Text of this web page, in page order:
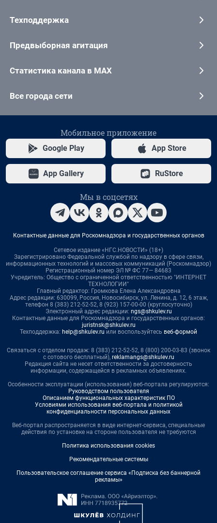
Техподдержка
Предвыборная агитация
Статистика канала в MAX
Все города сети
Мобильное приложение
Google Play App Store
App Gallery RuStore
Мы в соцсетях
Контактные данные для Роскомнадзора и государственных органов
Сетевое издание «НГС.НОВОСТИ» (18+)
Зарегистрировано Федеральной службой по надзору в сфере связи,
информационных технологий и массовых коммуникаций (Роскомнадзор)
Регистрационный номер ЭЛ № ФС 77— 84683
Учредитель: Общество с ограниченной ответственностью "ИНТЕРНЕТ
ТЕХНОЛОГИИ"
Главный редактор: Громкова Елена Александровна
Адрес редакции: 630099, Россия, Новосибирск, ул. Ленина, д. 12, 6 этаж,
телефон 8 (383) 212-52-52, 8 (923) 157-00-00 (круглосуточно)
Электронный адрес редакции: ngs@shkulev.ru
Контактные данные для Роскомнадзора и государственных органов:
juristnsk@shkulev.ru
Техподдержка: help@shkulev.ru или воспользуйтесь веб-формой
Связаться с отделом продаж: 8 (383) 212-52-52, 8 (800) 200-03-83 (звонок
с сотового бесплатный), reklamangs@shkulev.ru
Редакция сайта не несет ответственности за достоверность
информации, содержащейся в рекламных объявлениях.
Особенности эксплуатации (использования) веб-портала регулируются:
Руководством пользователя
Описанием функциональных характеристик ПО
Условиями использования веб-портала и политикой
конфиденциальности персональных данных
Веб-портал распространяется в виде интернет-сервиса, специальные
действия по установке на стороне пользователя не требуются
Политика использования cookies
Рекомендательные системы
Пользовательское соглашение сервиса «Подписка без баннерной
рекламы»